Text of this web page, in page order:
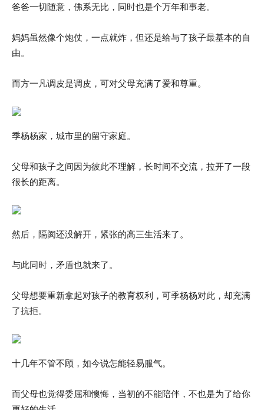
爸爸一切随意，佛系无比，同时也是个万年和事老。
妈妈虽然像个炮仗，一点就炸，但还是给与了孩子最基本的自
由。
而方一凡调皮是调皮，可对父母充满了爱和尊重。
季杨杨家，城市里的留守家庭。
父母和孩子之间因为彼此不理解，长时间不交流，拉开了一段
很长的距离。
然后，隔阂还没解开，紧张的高三生活来了。
与此同时，矛盾也就来了。
父母想要重新拿起对孩子的教育权利，可季杨杨对此，却充满
了抗拒。
十几年不管不顾，如今说怎能轻易服气。
而父母也觉得委屈和懊悔，当初的不能陪伴，不也是为了给你